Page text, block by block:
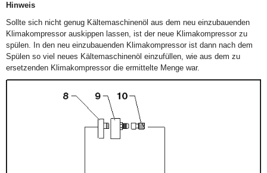
Hinweis
Sollte sich nicht genug Kältemaschinenöl aus dem neu einzubauenden
Klimakompressor auskippen lassen, ist der neue Klimakompressor zu
spülen. In den neu einzubauenden Klimakompressor ist dann nach dem
Spülen so viel neues Kältemaschinenöl einzufüllen, wie aus dem zu
ersetzenden Klimakompressor die ermittelte Menge war.